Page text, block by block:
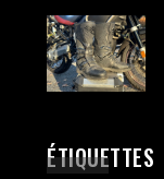
ÉTIQUETTES